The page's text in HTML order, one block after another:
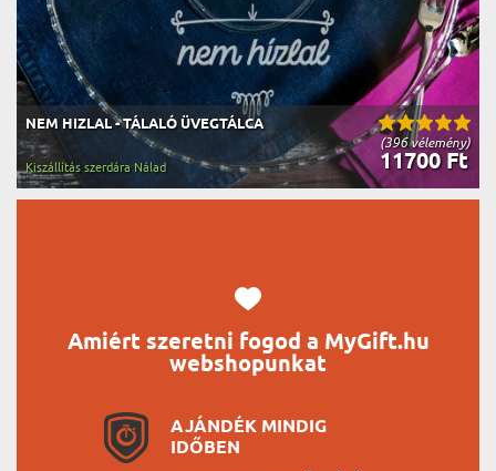
(396 vélemény)
NEM HIZLAL - TÁLALÓ ÜVEGTÁLCA
11700 Ft
Kiszállítás szerdára Nálad
Amiért szeretni fogod a MyGift.hu
webshopunkat
AJÁNDÉK MINDIG
IDŐBEN